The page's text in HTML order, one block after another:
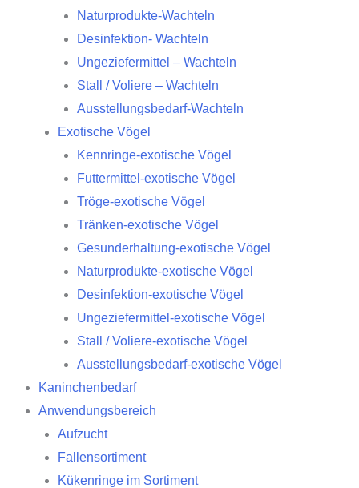
Naturprodukte-Wachteln
Desinfektion- Wachteln
Ungeziefermittel – Wachteln
Stall / Voliere – Wachteln
Ausstellungsbedarf-Wachteln
Exotische Vögel
Kennringe-exotische Vögel
Futtermittel-exotische Vögel
Tröge-exotische Vögel
Tränken-exotische Vögel
Gesunderhaltung-exotische Vögel
Naturprodukte-exotische Vögel
Desinfektion-exotische Vögel
Ungeziefermittel-exotische Vögel
Stall / Voliere-exotische Vögel
Ausstellungsbedarf-exotische Vögel
Kaninchenbedarf
Anwendungsbereich
Aufzucht
Fallensortiment
Kükenringe im Sortiment